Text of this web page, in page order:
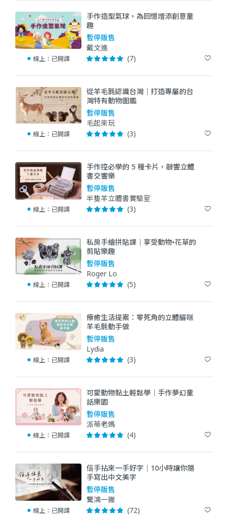
線上： 已開課
手作造型氣球，為回憶增添創意童
趣
暫停販售
戴文進
(7)
線上： 已開課
從羊毛氈認識台灣｜打造專屬的台
灣特有動物圖鑑
暫停販售
毛起來玩
(3)
線上： 已開課
手作控必學的 5 種卡片，敲響立體
書交響樂
暫停販售
半隻羊立體書實驗室
(3)
線上： 已開課
私房手繪拼貼課｜享受動物•花草的
剪貼樂趣
暫停販售
Roger Lo
(5)
線上： 已開課
療癒生活提案：零死角的立體貓咪
羊毛氈動手做
暫停販售
Lydia
(3)
線上： 已開課
可愛動物黏土輕鬆學｜手作夢幻童
話樂園
暫停販售
派蒂老媽
(4)
線上： 已開課
信手拈來一手好字｜10小時讓你隨
手寫出中文美字
暫停販售
驚鴻一撇
(72)